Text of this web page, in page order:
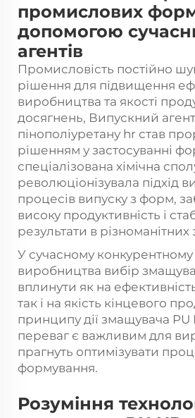
промислових
допомогою
агентів
Промисловість постійно
рішення для підвищення
виробництва та якості
досягнень, Випускний
пінополіуретану hr став
рішенням у застосуванні
спеціалізована хімічна
революціонізувала підхід
процесів випуску з форм,
високу продуктивність і
результати в різноманітних
У сучасному
виробництва вибір
вплинути як на
так і на якість кінцевого
принципу дії змащувача PU
переваг є важливим для
прагнуть оптимізувати
формування.
Розуміння